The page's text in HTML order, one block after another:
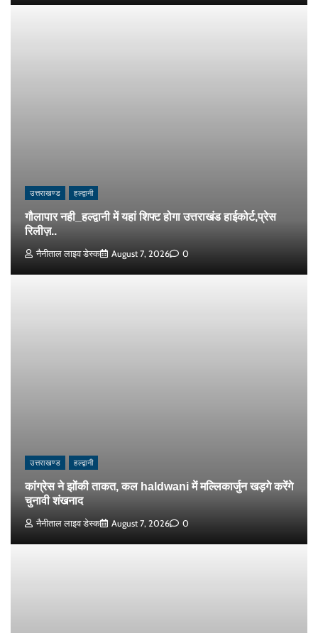
उत्तराखण्ड हल्द्वानी
गौलापार नही_हल्द्वानी में यहां शिफ्ट होगा उत्तराखंड हाईकोर्ट,प्रेस
रिलीज़..
नैनीताल लाइव डेस्क August 7, 2026 0
उत्तराखण्ड हल्द्वानी
कांग्रेस ने झोंकी ताकत, कल haldwani में मल्लिकार्जुन खड़गे करेंगे
चुनावी शंखनाद
नैनीताल लाइव डेस्क August 7, 2026 0